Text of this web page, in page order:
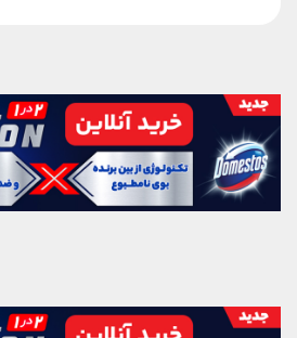
مد نمی‌افتند